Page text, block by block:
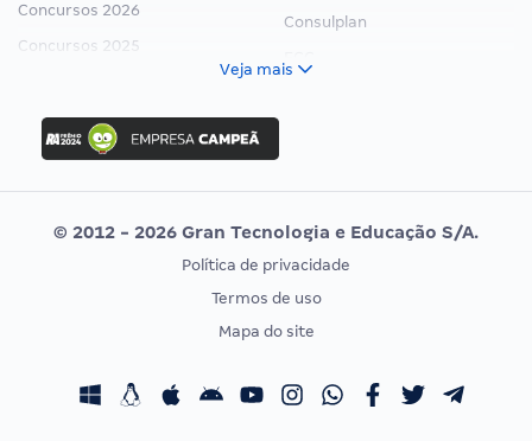
Concursos 2026
Concursos 2025
Concurso Ibama
Concurso MPU
Editais publicados
Consulplan
Vunesp
CONCURSOS POR PROFISSÃO
Concursos Fiscais
EXAME DE ORDEM
Calendário OAB
Veja mais
© 2012 - 2026 Gran Tecnologia e Educação S/A.
Política de privacidade
Termos de uso
Mapa do site